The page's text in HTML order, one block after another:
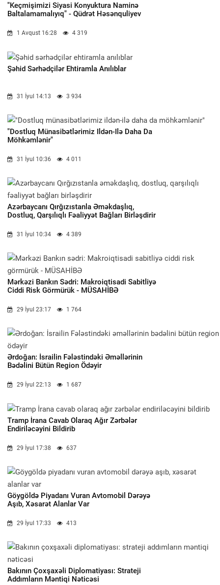
"Keçmişimizi Siyasi Konyuktura Naminə
Baltalamamalıyıq" - Qüdrət Həsənquliyev
1 Avqust 16:28 4 319
Şəhid Sərhədçilər Ehtiramla Anılıblar
31 İyul 14:13 3 934
"Dostluq Münasibətlərimiz Ildən-Ilə Daha Da
Möhkəmlənir"
31 İyul 10:36 4 011
Azərbaycanı Qırğızıstanla Əməkdaşlıq,
Dostluq, Qarşılıqlı Fəaliyyət Bağları Birləşdirir
31 İyul 10:34 4 389
Mərkəzi Bankın Sədri: Makroiqtisadi Sabitliyə
Ciddi Risk Görmürük - MÜSAHİBƏ
29 İyul 23:17 1 764
Ərdoğan: İsrailin Fələstindəki Əməllərinin
Bədəlini Bütün Region Ödəyir
29 İyul 22:13 1 687
Tramp İrana Cavab Olaraq Ağır Zərbələr
Endiriləcəyini Bildirib
29 İyul 17:38 637
Göygöldə Piyadanı Vuran Avtomobil Dərəyə
Aşıb, Xəsarət Alanlar Var
29 İyul 17:33 413
Bakının Çoxşaxəli Diplomatiyası: Strateji
Addımların Məntiqi Nəticəsi